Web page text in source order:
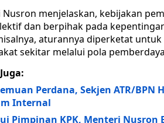
menjelaskan, kebijakan
dan berpihak pada
aturannya diperketat
sekitar melalui pola
Perdana, Sekjen ATR/BPN
Internal
Pimpinan KPK, Menteri Nusron